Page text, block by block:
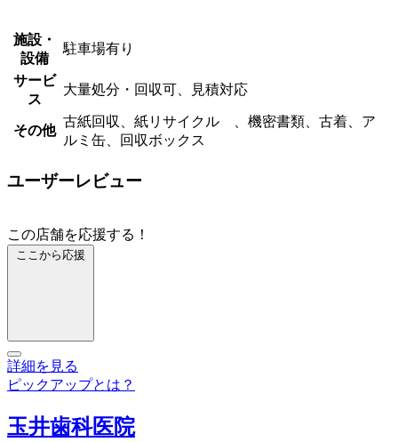
施設・
設備
駐車場有り
サービ
ス
大量処分・回収可、見積対応
その他
古紙回収、紙リサイクル 、機密書類、古着、ア
ルミ缶、回収ボックス
ユーザーレビュー
この店舗を応援する！
ここから応援
詳細を見る
ピックアップとは？
玉井歯科医院